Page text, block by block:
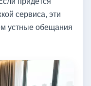
сервиса, эти
устные обещания